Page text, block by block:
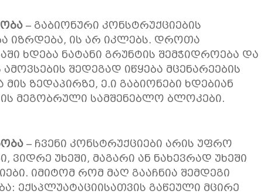
– გაბიონური კონსტრუქციების
იზრდება, ის არ იკლებს. დროთა
ხდება ნატანი გრუნტის შემჭიდროება და
ამოვსების შედეგად იწყება მცენარეების
მის ზედაპირზე, ე.ი გაბიონები ხდებიან
მეგობრული სამშენებლო ბლოკები.
– ჩვენი კონსტრუქციები არის უფრო
ვიდრე უხეში, მაგარი ან ნახევრად უხეში
იმიტომ რომ მაღ გააჩნია შემდეგი
ექსპლუატაციისათვის გაწეული მცირე